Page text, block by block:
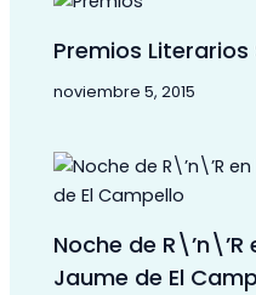
Premios
noviembre 5, 2015
Noche de
Jaume de El